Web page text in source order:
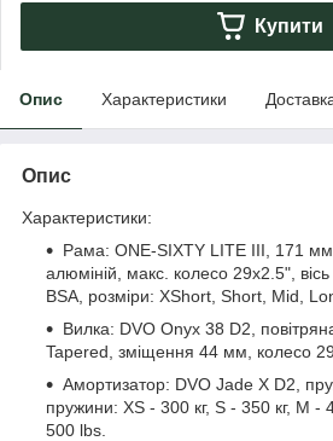
Купити
Опис Характеристики
Опис
Характеристики:
Рама: ONE-SIXTY LITE III, 171 мм
алюміній, макс. колесо 29x2.5",
BSA, розміри: XShort, Short, Mid,
Вилка: DVO Onyx 38 D2,
Tapered, зміщення 44 мм, колесо
Амортизатор: DVO Jade X D2,
пружини: XS - 300 кг, S - 350 кг, M -
500 lbs.